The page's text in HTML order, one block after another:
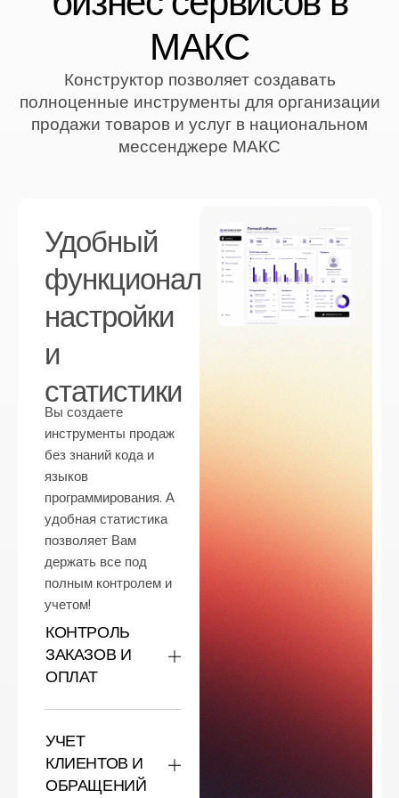
МАКС
Конструктор позволяет создавать
полноценные инструменты для организации
продажи товаров и услуг в национальном
мессенджере МАКС
Удобный
функционал
настройки
и
статистики
Вы создаете
инструменты продаж
без знаний кода и
языков
программирования. А
удобная статистика
позволяет Вам
держать все под
полным контролем и
учетом!
КОНТРОЛЬ
ЗАКАЗОВ И
ОПЛАТ
УЧЕТ
КЛИЕНТОВ И
ОБРАЩЕНИЙ